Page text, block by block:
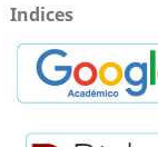
Indices